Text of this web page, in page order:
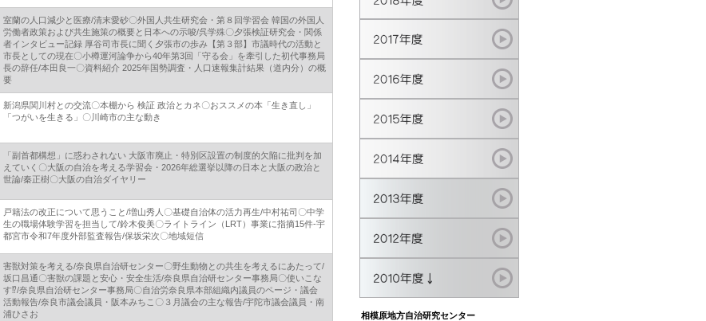
室蘭の人口減少と医療/清末愛砂〇外国人共生研究会・第８回学習会 韓国の外国人
労働者政策および共生施策の概要と日本への示唆/呉学殊〇夕張検証研究会・関係
者インタビュー記録 厚谷司市長に聞く夕張市の歩み【第３部】市議時代の活動と
市長としての現在〇小樽運河論争から40年第3回「守る会」を牽引した初代事務局
長の辞任/本田良一〇資料紹介 2025年国勢調査・人口速報集計結果（道内分）の概
要
新潟県関川村との交流〇本棚から 検証 政治とカネ〇おススメの本「生き直し」
「つがいを生きる」〇川崎市の主な動き
「副首都構想」に惑わされない 大阪市廃止・特別区設置の制度的欠陥に批判を加
えていく〇大阪の自治を考える学習会・2026年総選挙以降の日本と大阪の政治と
世論/秦正樹〇大阪の自治ダイヤリー
戸籍法の改正について思うこと/増山秀人〇基礎自治体の活力再生/中村祐司〇中学
生の職場体験学習を担当して/鈴木俊美〇ライトライン（LRT）事業に指摘15件‐宇
都宮市令和7年度外部監査報告/保坂栄次〇地域短信
害獣対策を考える/奈良県自治研センター〇野生動物との共生を考えるにあたって/
坂口昌通〇害獣の課題と安心・安全生活/奈良県自治研センター事務局〇使いこな
す⁉/奈良県自治研センター事務局〇自治労奈良県本部組織内議員のページ・議会
活動報告/奈良市議会議員・阪本みちこ〇３月議会の主な報告/宇陀市議会議員・南
浦ひさお
相模原地方自治研究センター